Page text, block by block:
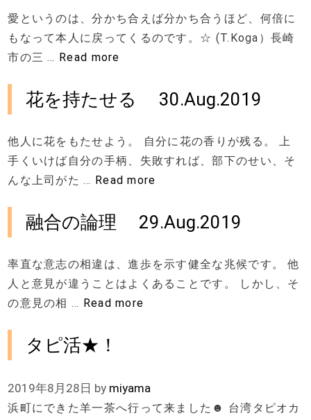
愛というのは、分かち合えば分かち合うほど、何倍に
もなって本人に戻ってくるのです。☆ (T.Koga）長崎
市の三 … Read more
花を持たせる 30.Aug.2019
他人に花をもたせよう。 自分に花の香りが残る。 上
手くいけば自分の手柄、失敗すれば、部下のせい、そ
んな上司がた … Read more
融合の論理 29.Aug.2019
率直な意志の相違は、進歩を示す健全な兆候です。 他
人と意見が違うことはよくあることです。 しかし、そ
の意見の相 … Read more
タピ活★！
2019年8月28日 by miyama
浜町にできた羊一茶へ行って来ました☻ 台湾タピオカ